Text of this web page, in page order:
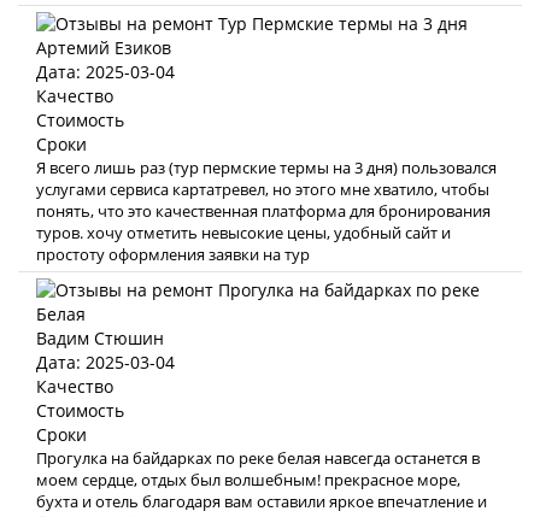
Артемий Езиков
Дата: 2025-03-04
Качество
Стоимость
Сроки
Я всего лишь раз (тур пермские термы на 3 дня) пользовался
услугами сервиса картатревел, но этого мне хватило, чтобы
понять, что это качественная платформа для бронирования
туров. хочу отметить невысокие цены, удобный сайт и
простоту оформления заявки на тур
Вадим Стюшин
Дата: 2025-03-04
Качество
Стоимость
Сроки
Прогулка на байдарках по реке белая навсегда останется в
моем сердце, отдых был волшебным! прекрасное море,
бухта и отель благодаря вам оставили яркое впечатление и